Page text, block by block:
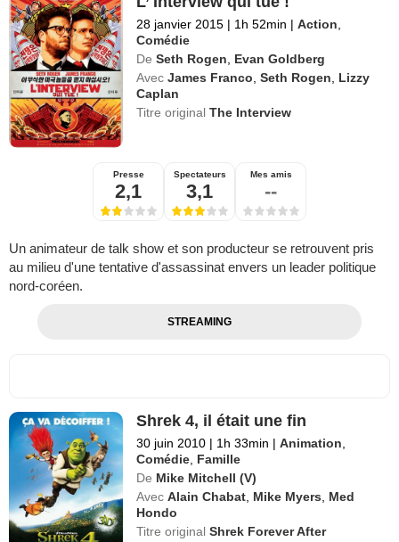
28 janvier 2015 | 1h 52min | Action
Comédie
De Seth Rogen
Evan Goldberg
Avec James Franco ,Seth Rogen
Lizzy
Caplan
Titre originalThe Interview
Presse
2,1
Spectateurs
3,1
Mes amis
--
Un animateur de talk show et son producteur se retrouvent pris
au milieu d'une tentative d'assassinat envers un leader politique
nord-coréen.
STREAMING
Shrek 4, il était une fin
30 juin 2010 | 1h 33min | Animation
Comédie Famille
De Mike Mitchell (V)
Avec Alain Chabat Mike Myers
Med
Hondo
Titre originalShrek Forever After